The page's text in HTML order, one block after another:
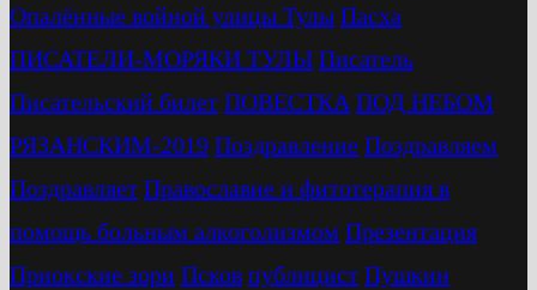
Опалённые войной улицы Тулы Пасха
ПИСАТЕЛИ-МОРЯКИ ТУЛЫ Писатель
Писательский билет ПОВЕСТКА ПОД НЕБОМ
РЯЗАНСКИМ-2019 Поздравление Поздравляем
Поздравляет Православие и фитотерапия в
помощь больным алкоголизмом Презентация
Приокские зори Псков публицист Пушкин